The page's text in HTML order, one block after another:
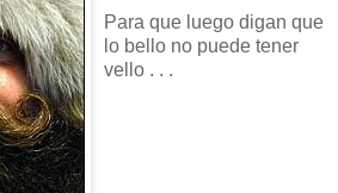
Para que luego digan que
lo bello no puede tener
vello . . .